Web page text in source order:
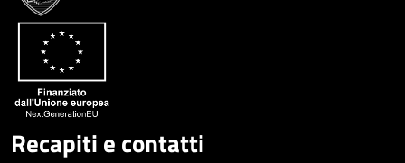
Recapiti e contatti